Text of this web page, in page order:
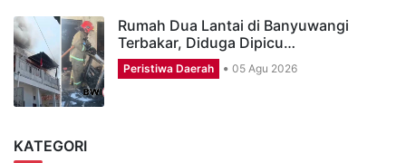
Rumah Dua Lantai di Banyuwangi
Terbakar, Diduga Dipicu…
Peristiwa Daerah 05 Agu 2026
KATEGORI